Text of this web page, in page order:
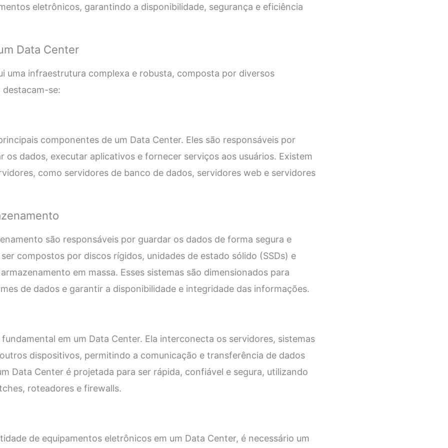
eletrônicos, garantindo a disponibilidade, segurança e eficiência
Data Center
uma infraestrutura complexa e robusta, composta por diversos
destacam-se:
componentes de um Data Center. Eles são responsáveis por
os dados, executar aplicativos e fornecer serviços aos usuários. Existem
como servidores de banco de dados, servidores web e servidores
são responsáveis por guardar os dados de forma segura e
compostos por discos rígidos, unidades de estado sólido (SSDs) e
em massa. Esses sistemas são dimensionados para
de dados e garantir a disponibilidade e integridade das informações.
em um Data Center. Ela interconecta os servidores, sistemas
dispositivos, permitindo a comunicação e transferência de dados
Data Center é projetada para ser rápida, confiável e segura, utilizando
roteadores e firewalls.
de equipamentos eletrônicos em um Data Center, é necessário um